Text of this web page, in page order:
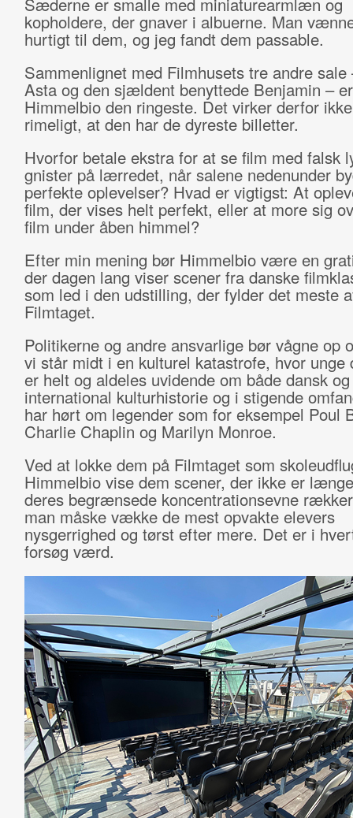
kopholdere, der gnaver i albuerne. Man
hurtigt til dem, og jeg fandt dem passable.
Sammenlignet med Filmhusets tre andre sale
Asta og den sjældent benyttede Benjamin – er
Himmelbio den ringeste. Det virker derfor
rimeligt, at den har de dyreste billetter.
Hvorfor betale ekstra for at se film med falsk
gnister på lærredet, når salene nedenunder
perfekte oplevelser? Hvad er vigtigst: At
film, der vises helt perfekt, eller at more sig
film under åben himmel?
Efter min mening bør Himmelbio være en
der dagen lang viser scener fra danske
som led i den udstilling, der fylder det meste
Filmtaget.
Politikerne og andre ansvarlige bør vågne op
vi står midt i en kulturel katastrofe, hvor unge
er helt og aldeles uvidende om både dansk og
international kulturhistorie og i stigende
har hørt om legender som for eksempel Poul
Charlie Chaplin og Marilyn Monroe.
Ved at lokke dem på Filmtaget som
Himmelbio vise dem scener, der ikke er
deres begrænsede koncentrationsevne
man måske vække de mest opvakte elevers
nysgerrighed og tørst efter mere. Det er i
forsøg værd.